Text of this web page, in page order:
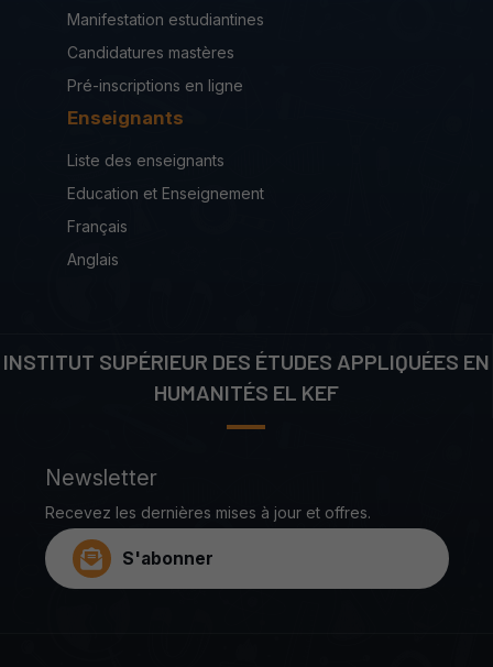
Manifestation estudiantines
Candidatures mastères
Pré-inscriptions en ligne
Enseignants
Liste des enseignants
Education et Enseignement
Français
Anglais
INSTITUT SUPÉRIEUR DES ÉTUDES APPLIQUÉES EN
HUMANITÉS EL KEF
Newsletter
Recevez les dernières mises à jour et offres.
S'abonner